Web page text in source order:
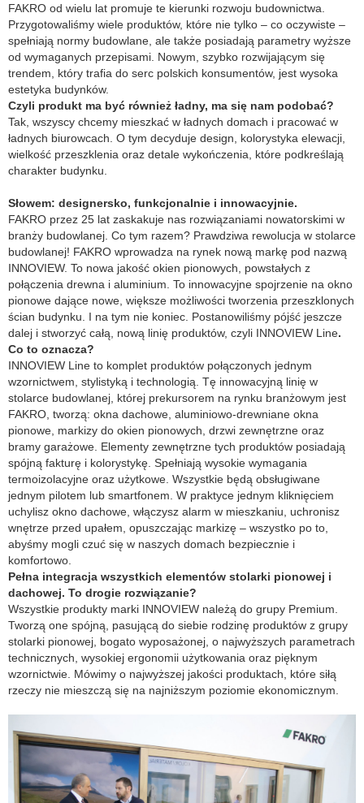
FAKRO od wielu lat promuje te kierunki rozwoju budownictwa.
Przygotowaliśmy wiele produktów, które nie tylko – co oczywiste –
spełniają normy budowlane, ale także posiadają parametry wyższe
od wymaganych przepisami. Nowym, szybko rozwijającym się
trendem, który trafia do serc polskich konsumentów, jest wysoka
estetyka budynków.
Czyli produkt ma być również ładny, ma się nam podobać?
Tak, wszyscy chcemy mieszkać w ładnych domach i pracować w
ładnych biurowcach. O tym decyduje design, kolorystyka elewacji,
wielkość przeszklenia oraz detale wykończenia, które podkreślają
charakter budynku.
Słowem: designersko, funkcjonalnie i innowacyjnie.
FAKRO przez 25 lat zaskakuje nas rozwiązaniami nowatorskimi w
branży budowlanej. Co tym razem? Prawdziwa rewolucja w stolarce
budowlanej! FAKRO wprowadza na rynek nową markę pod nazwą
INNOVIEW. To nowa jakość okien pionowych, powstałych z
połączenia drewna i aluminium. To innowacyjne spojrzenie na okno
pionowe dające nowe, większe możliwości tworzenia przeszklonych
ścian budynku. I na tym nie koniec. Postanowiliśmy pójść jeszcze
dalej i stworzyć całą, nową linię produktów, czyli INNOVIEW Line.
Co to oznacza?
INNOVIEW Line to komplet produktów połączonych jednym
wzornictwem, stylistyką i technologią. Tę innowacyjną linię w
stolarce budowlanej, której prekursorem na rynku branżowym jest
FAKRO, tworzą: okna dachowe, aluminiowo-drewniane okna
pionowe, markizy do okien pionowych, drzwi zewnętrzne oraz
bramy garażowe. Elementy zewnętrzne tych produktów posiadają
spójną fakturę i kolorystykę. Spełniają wysokie wymagania
termoizolacyjne oraz użytkowe. Wszystkie będą obsługiwane
jednym pilotem lub smartfonem. W praktyce jednym kliknięciem
uchylisz okno dachowe, włączysz alarm w mieszkaniu, uchronisz
wnętrze przed upałem, opuszczając markizę – wszystko po to,
abyśmy mogli czuć się w naszych domach bezpiecznie i
komfortowo.
Pełna integracja wszystkich elementów stolarki pionowej i
dachowej. To drogie rozwiązanie?
Wszystkie produkty marki INNOVIEW należą do grupy Premium.
Tworzą one spójną, pasującą do siebie rodzinę produktów z grupy
stolarki pionowej, bogato wyposażonej, o najwyższych parametrach
technicznych, wysokiej ergonomii użytkowania oraz pięknym
wzornictwie. Mówimy o najwyższej jakości produktach, które siłą
rzeczy nie mieszczą się na najniższym poziomie ekonomicznym.